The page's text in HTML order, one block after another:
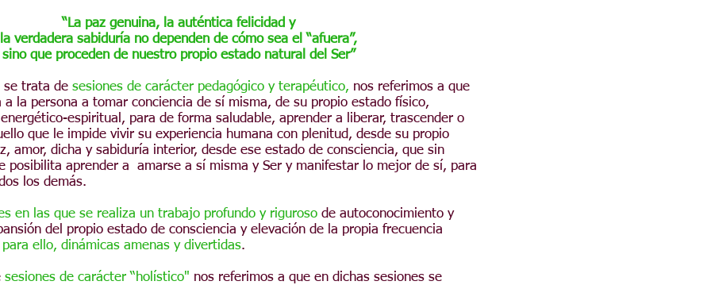
“La paz genuina, la auténtica felicidad y
la verdadera sabiduría no dependen de cómo sea el “afuera”,
sino que proceden de nuestro propio estado natural del Ser”
se trata de sesiones de carácter pedagógico y terapéutico, nos referimos a que
a la persona a tomar conciencia de sí misma, de su propio estado físico,
espiritual, para de forma saludable, aprender a liberar, trascender o
que le impide vivir su experiencia humana con plenitud, desde su propio
amor, dicha y sabiduría interior, desde ese estado de consciencia, que sin
posibilita aprender a amarse a sí misma y Ser y manifestar lo mejor de sí, para
los demás.
en las que se realiza un trabajo profundo y riguroso de autoconocimiento y
del propio estado de consciencia y elevación de la propia frecuencia
ello, dinámicas amenas y divertidas.
sesiones de carácter “holístico" nos referimos a que en dichas sesiones se